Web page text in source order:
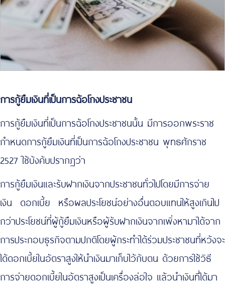
การกู้ยืมเงินที่เป็นการฉ้อโกงประชาชน
การกู้ยืมเงินที่เป็นการฉ้อโกงประชาชนนั้น มีการออกพระราช
กำหนดการกู้ยืมเงินที่เป็นการฉ้อโกงประชาชน พุทธศักราช
2527 ใช้บังคับปรากฏว่า
การกู้ยืมเงินและรับฝากเงินจากประชาชนทั่วไปโดยมีการจ่าย
เงิน ดอกเบี้ย หรือผลประโยชน์อย่างอื่นตอบแทนให้สูงเกินไป
กว่าประโยชน์ที่ผู้กู้ยืมเงินหรือผู้รับฝากเงินจากเพิ่งหามาได้จาก
การประกอบธุรกิจตามปกติโดยผู้กระทำได้ร่วมประชาชนที่หวังจะ
ได้ดอกเบี้ยในอัตราสูงให้นำเงินมาเก็บไว้กับตน ด้วยการใช้วิธี
การจ่ายดอกเบี้ยในอัตราสูงเป็นเครื่องล่อใจ แล้วนำเงินที่ได้มา